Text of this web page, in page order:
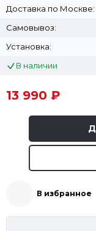
Доставка по Москве:
Самовывоз:
Установка:
В наличии
13 990 ₽
В избранное